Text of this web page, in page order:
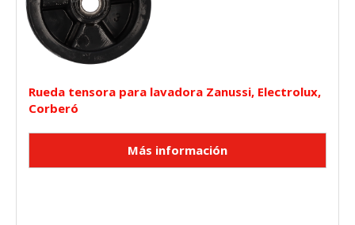
Rueda tensora para lavadora Zanussi, Electrolux,
Corberó